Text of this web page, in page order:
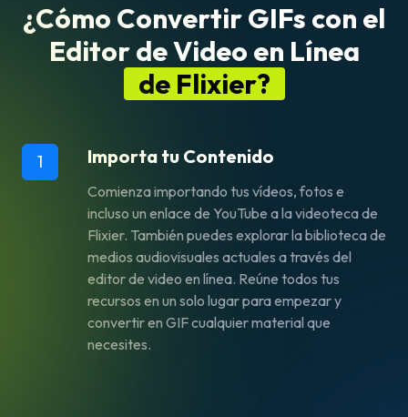
¿Cómo Convertir GIFs con el
Editor de Video en Línea
de Flixier?
1 Importa tu Contenido
Comienza importando tus vídeos, fotos e
incluso un enlace de YouTube a la videoteca de
Flixier. También puedes explorar la biblioteca de
medios audiovisuales actuales a través del
editor de video en línea. Reúne todos tus
recursos en un solo lugar para empezar y
convertir en GIF cualquier material que
necesites.